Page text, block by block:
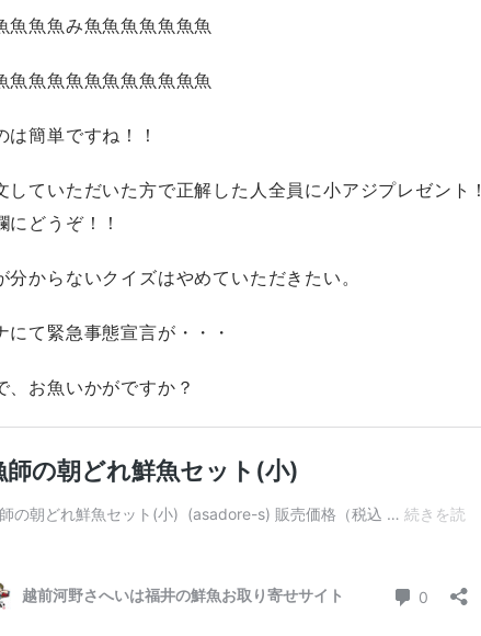
魚魚魚み魚魚魚魚魚魚魚
魚魚魚魚魚魚魚魚魚魚魚
は簡単ですね！！
していただいた方で正解した人全員に小アジプレゼント！
にどうぞ！！
分からないクイズはやめていただきたい。
にて緊急事態宣言が・・・
、お魚いかがですか？